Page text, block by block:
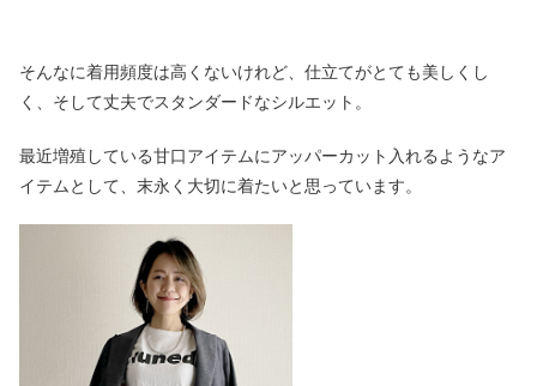
そんなに着用頻度は高くないけれど、仕立てがとても美しくし
く、そして丈夫でスタンダードなシルエット。
最近増殖している甘口アイテムにアッパーカット入れるようなア
イテムとして、末永く大切に着たいと思っています。